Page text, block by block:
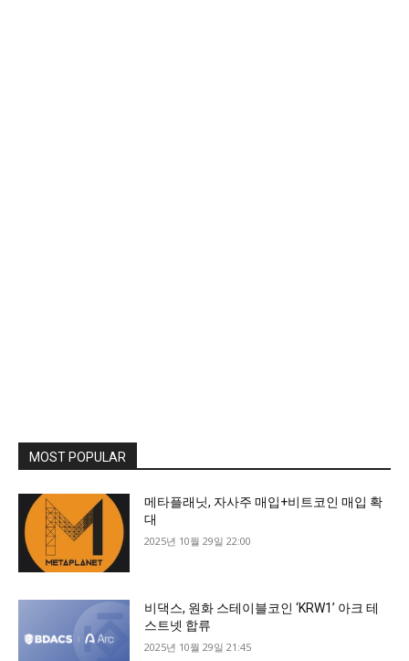
MOST POPULAR
메타플래닛, 자사주 매입+비트코인 매입 확
대
2025년 10월 29일 22:00
비댁스, 원화 스테이블코인 ‘KRW1’ 아크 테
스트넷 합류
2025년 10월 29일 21:45